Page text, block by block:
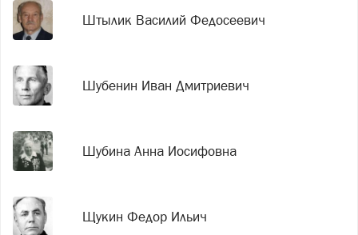
Штылик Василий Федосеевич
Шубенин Иван Дмитриевич
Шубина Анна Иосифовна
Щукин Федор Ильич